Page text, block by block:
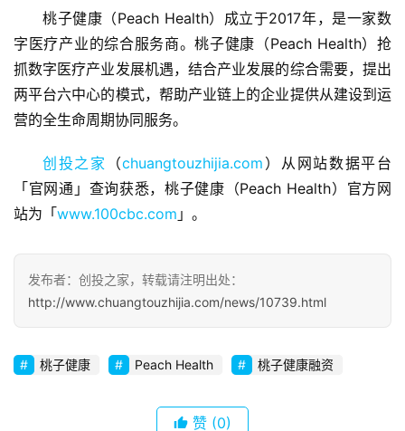
融
资
报
商
业
察
初
创
业
桃子健康（Peach Health）成立于2017年，是一家数
字医疗产业的综合服务商。桃子健康（Peach Health）抢
抓数字医疗产业发展机遇，结合产业发展的综合需要，提出
两平台六中心的模式，帮助产业链上的企业提供从建设到运
营的全生命周期协同服务。
创投之家 （chuangtouzhijia.com ）从网站数据平台
「官网通」查询获悉，桃子健康（Peach Health）官方网
站为「www.100cbc.com 」。
发布者：创投之家，转载请注明出处：
http://www.chuangtouzhijia.com/news/10739.html
桃子健康 Peach Health 桃子健康融资
赞 (0)